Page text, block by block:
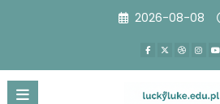
2026-08-08